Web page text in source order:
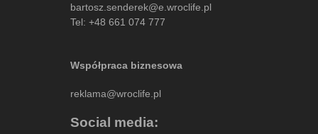
bartosz.senderek@e.wroclife.pl
Tel: +48 661 074 777
Współpraca biznesowa
reklama@wroclife.pl
Social media: